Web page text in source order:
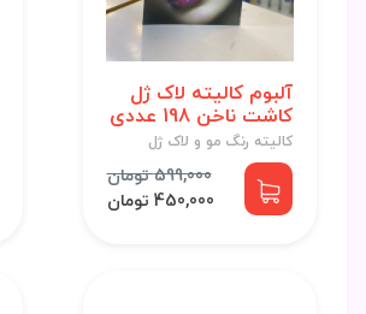
آلبوم کالیته لاک ژل
کاشت ناخن 198 عددی
کالیته رنگ مو و لاک ژل
599,000 تومان
450,000 تومان